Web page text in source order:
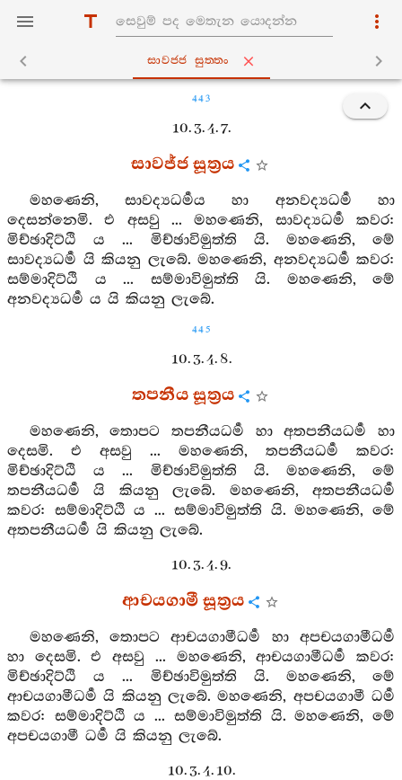
සාවජ‍්ජ සුත‍්තං
443
10. 3. 4. 7.
සාවජ්ජ සූත්‍රය
මහණෙනි, සාවද්‍යධර්‍මය හා අනවද්‍යධර්‍ම හා
දෙසන්නෙමි. එ අසවු ... මහණෙනි, සාවද්‍යධර්‍ම කවර:
මිච්ඡාදිට්ඨි ය ... මිච්ඡාවිමුත්ති යි. මහණෙනි, මේ
සාවද්‍යධර්‍ම යි කියනු ලැබේ. මහණෙනි, අනවද්‍යධර්‍ම කවර:
සම්මාදිට්ඨි ය ... සම්මාවිමුත්ති යි. මහණෙනි, මේ
අනවද්‍යධර්‍ම ය යි කියනු ලැබේ.
445
10. 3. 4. 8.
තපනීය සූත්‍රය
මහණෙනි, තොපට තපනීයධර්‍ම හා අතපනීයධර්‍ම හා
දෙසමි. එ අසවු ... මහණෙනි, තපනීයධර්‍ම කවර:
මිච්ඡාදිට්ඨි ය ... මිච්ඡාවිමුත්ති යි. මහණෙනි, මේ
තපනීයධර්‍ම යි කියනු ලැබේ. මහණෙනි, අතපනීයධර්‍ම
කවර: සම්මාදිට්ඨි ය ... සම්මාවිමුත්ති යි. මහණෙනි, මේ
අතපනීයධර්‍ම යි කියනු ලැබේ.
10. 3. 4. 9.
ආචයගාමී සූත්‍රය
මහණෙනි, තොපට ආචයගාමීධර්‍ම හා අපචයගාමීධර්‍ම
හා දෙසමි. එ අසවු ... මහණෙනි, ආචයගාමීධර්‍ම කවර:
මිච්ඡාදිට්ඨි ය ... මිච්ඡාවිමුත්ති යි. මහණෙනි, මේ
ආචයගාමීධර්‍ම යි කියනු ලැබේ. මහණෙනි, අපචයගාමී ධර්‍ම
කවර: සම්මාදිට්ඨි ය ... සම්මාවිමුත්ති යි. මහණෙනි, මේ
අපචයගාමී ධර්‍ම යි කියනු ලැබේ.
10. 3. 4. 10.